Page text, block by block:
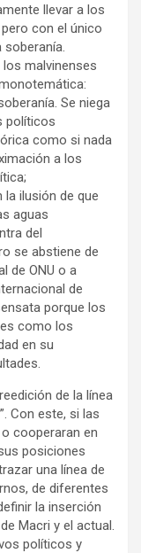
llevar a los
con el único
malvinenses
Se niega
políticos
como si nada
a los
ilusión de que
aguas
del
se abstiene de
de ONU o a
de
porque los
como los
en su
de la línea
Con este, si las
cooperaran en
posiciones
una línea de
de diferentes
la inserción
Macri y el actual.
políticos y